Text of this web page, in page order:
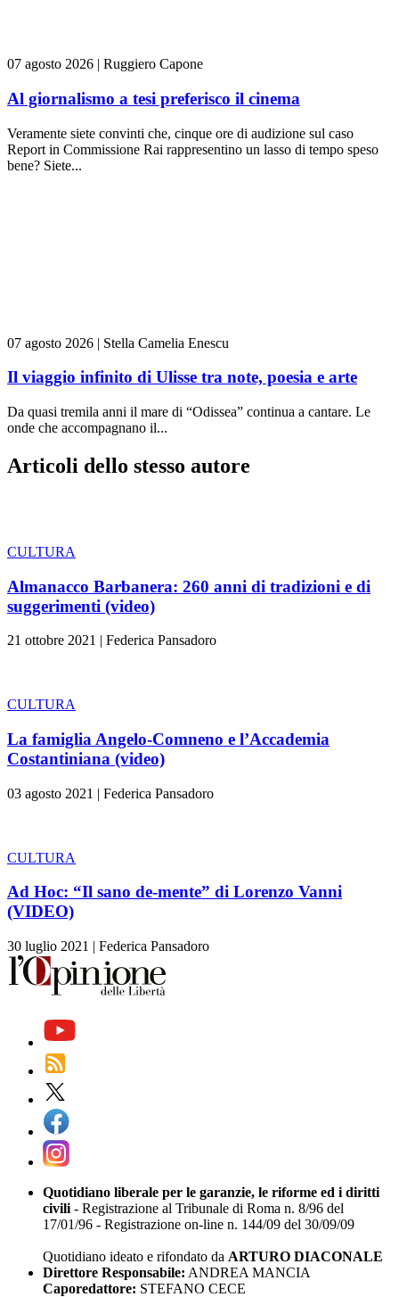
07 agosto 2026 | Ruggiero Capone
Al giornalismo a tesi preferisco il cinema
Veramente siete convinti che, cinque ore di audizione sul caso
Report in Commissione Rai rappresentino un lasso di tempo speso
bene? Siete...
07 agosto 2026 | Stella Camelia Enescu
Il viaggio infinito di Ulisse tra note, poesia e arte
Da quasi tremila anni il mare di “Odissea” continua a cantare. Le
onde che accompagnano il...
Articoli dello stesso autore
CULTURA
Almanacco Barbanera: 260 anni di tradizioni e di
suggerimenti (video)
21 ottobre 2021 | Federica Pansadoro
CULTURA
La famiglia Angelo-Comneno e l’Accademia
Costantiniana (video)
03 agosto 2021 | Federica Pansadoro
CULTURA
Ad Hoc: “Il sano de-mente” di Lorenzo Vanni
(VIDEO)
30 luglio 2021 | Federica Pansadoro
Quotidiano liberale per le garanzie, le riforme ed i diritti
civili - Registrazione al Tribunale di Roma n. 8/96 del
17/01/96 - Registrazione on-line n. 144/09 del 30/09/09
Quotidiano ideato e rifondato da ARTURO DIACONALE
Direttore Responsabile: ANDREA MANCIA
Caporedattore: STEFANO CECE